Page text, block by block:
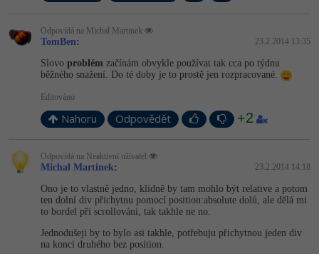
Sítě
Elektronický podpis
Fórum
Příběhy absolventů
Pro firmy
Odpovídá na Michal Martinek
TomBen: 23.2.2014 13:35
Slovo problém začínám obvykle používat tak cca po týdnu
běžného snažení. Do té doby je to prostě jen rozpracované.
Editováno
Nahoru Odpovědět +2
Odpovídá na Neaktivní uživatel
Michal Martinek: 23.2.2014 14:18
Ono je to vlastně jedno, klidně by tam mohlo být relative a potom
ten dolní div přichytnu pomocí position:absolute dolů, ale dělá mi
to bordel při scrollování, tak takhle ne no.
Jednodušeji by to bylo asi takhle, potřebuju přichytnou jeden div
na konci druhého bez position.